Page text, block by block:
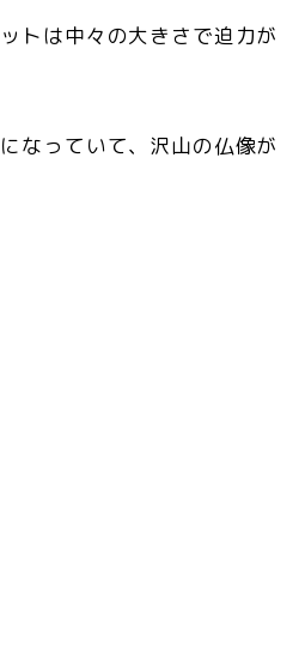
トは中々の大きさで迫力が
なっていて、沢山の仏像が